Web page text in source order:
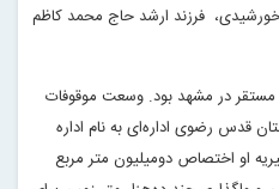
و درگذشته به سال 1351 خورشیدی، فرزند ارشد حاج محمد کاظم
و مستقر در مشهد بود. وسعت موقوفات
قدس رضوی اداره‌ای به نام اداره
او اختصاص دومیلیون متر مربع